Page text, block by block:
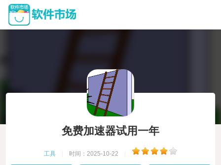
免费加速器试用一年
工具 时间：2025-10-22